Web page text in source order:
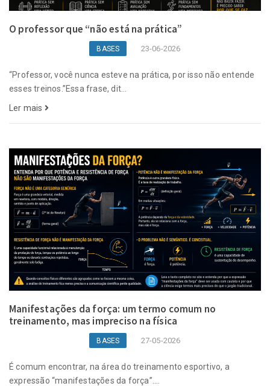
O professor que “não está na prática”
BASES 23-06-2026
“Professor, você nunca esteve na prática, por isso não entende
esses treinos.”Essa frase, dit...
Ler mais
Manifestações da força: um termo comum no
treinamento, mas impreciso na física
BASES 27-05-2026
É comum encontrar, na área do treinamento esportivo, a
expressão “manifestações da força”....